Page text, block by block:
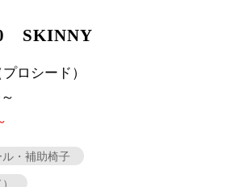
SKINNY
ロシード）
ル・補助椅子